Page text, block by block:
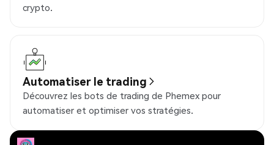
crypto.
Automatiser le trading
Découvrez les bots de trading de Phemex pour
automatiser et optimiser vos stratégies.